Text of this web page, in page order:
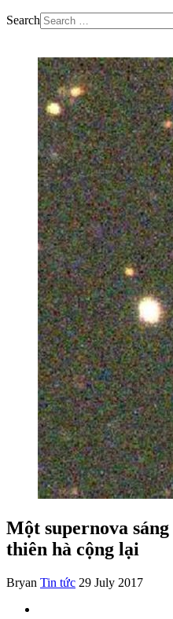
Search
Một supernova
thiên hà cộng lại
Bryan Tin tức 29 July 2017